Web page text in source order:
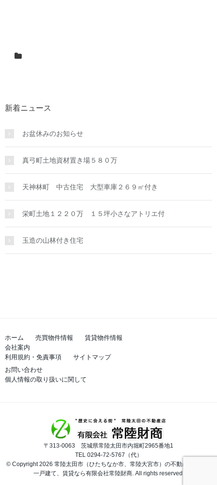
新着ニュース
お盆休みのお知らせ
真弓町土地資材置き場５８０万
天神林町 中古住宅 大型車庫２６９㎡付き
栄町土地１２２０万 １５坪小さなアトリエ付
玉造の山林付き住宅
ホーム 売買物件情報
賃貸物件情報
会社案内
利用規約・免責事項
サイトマップ
お問い合わせ
個人情報の取り扱いに関して
〒313-0063 茨城県常陸太田市内堀町2965番地1
TEL 0294-72-5767（代）
© Copyright 2026 常陸太田市（ひたちなか市、常陸大宮市）の不動産、土地、
一戸建て、賃貸なら有限会社常陸財商. All rights reserved.